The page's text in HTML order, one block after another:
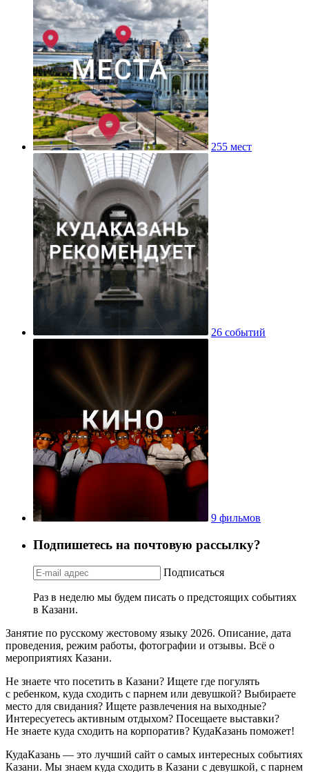
255 мест
26 событий
9 фильмов
Подпишетесь на почтовую рассылку?
Подписаться
Раз в неделю мы будем писать о предстоящих событиях
в Казани.
Занятие по русскому жестовому языку 2026. Описание, дата
проведения, режим работы, фотографии и отзывы. Всё о
мероприятиях Казани.
Не знаете что посетить в Казани? Ищете где погулять
с ребенком, куда сходить с парнем или девушкой? Выбираете
место для свидания? Ищете развлечения на выходные?
Интересуетесь активным отдыхом? Посещаете выставки?
Не знаете куда сходить на корпоратив? КудаКазань поможет!
КудаКазань — это лучший сайт о самых интересных событиях
Казани. Мы знаем куда сходить в Казани с девушкой, с парнем